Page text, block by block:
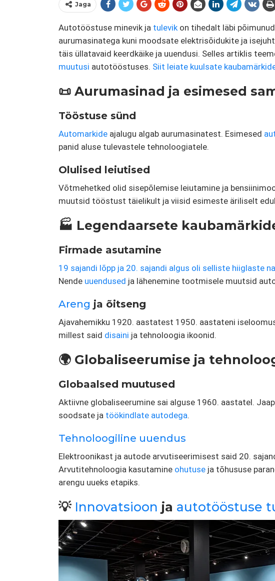
Jaga
Autotööstuse minevik ja tulevikon tihedalt läbi
aurumasinatega kuni moodsate elektrisõidukite ja
täis üllatavaid keerdkäike ja uuendusi. Selles artiklis
muutusi autotööstuses. Siit leiate kuulsate
📜 Aurumasinad ja esimesed
Tööstuse sünd
Automarkide ajalugu algab aurumasinatest. Esimesed
panid aluse tulevastele tehnoloogiatele.
Olulised leiutised
Võtmehetked olid sisepõlemise leiutamine ja
muutsid tööstust täielikult ja viisid esimeste äriliselt
🏭 Legendaarsete
Firmade asutamine
19 sajandi lõpp ja 20. sajandi algus oli selliste hiiglaste
Nende uuendused ja lähenemine tootmisele muutsid
Areng ja õitseng
Ajavahemikku 1920. aastatest 1950. aastateni
millest said disaini ja tehnoloogia ikoonid.
🌍 Globaliseerumise ja
Globaalsed muutused
Aktiivne globaliseerumine sai alguse 1960. aastatel.
soodsate ja töökindlate autodega.
Tehnoloogiline uuendus
Elektroonikast ja autode arvutiseerimisest said 20.
Arvutitehnoloogia kasutamine ohutuse ja tõhususe
arengu uueks etapiks.
💡 Innovatsioon ja autotööstuse